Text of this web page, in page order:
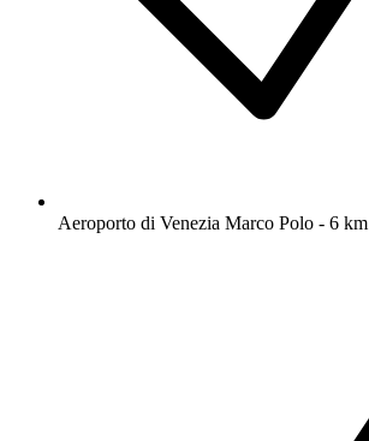
Aeroporto di Venezia Marco Polo - 6 km